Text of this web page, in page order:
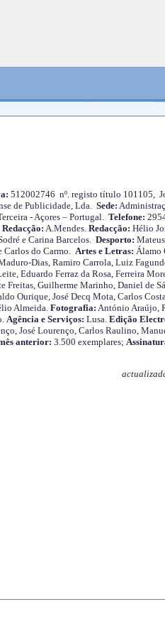
512002746 nº. registo título 101105,
de Publicidade, Lda. Sede:
- Açores – Portugal. Telefone:
Redacção: A.Mendes. Redacção: Hélio
e Carina Barcelos. Desporto:
Carlos do Carmo. Artes e Letras: Álamo
Dias, Ramiro Carrola, Luiz
Eduardo Ferraz da Rosa, Ferreira
Guilherme Marinho, Daniel de
Ourique, José Decq Mota, Carlos
Almeida. Fotografia: António Araújo,
Agência e Serviços: Lusa. Edição
José Lourenço, Carlos Raulino,
anterior: 3.500 exemplares;